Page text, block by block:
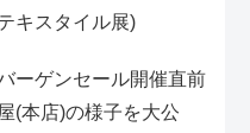
キスタイル展)
ーゲンセール開催直前
(本店)の様子を大公